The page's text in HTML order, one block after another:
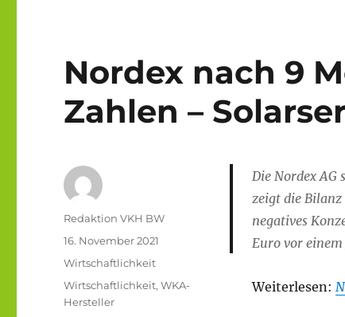
Nordex nach 9
Zahlen –
Die Nordex AG
zeigt die
negatives
Euro vor einem
Weiterlesen:
Autor
Redaktion VKH BW
Veröffentlicht
am
16. November 2021
Kategorien
Wirtschaftlichkeit
Schlagwörter
Wirtschaftlichkeit,WKA-
Hersteller